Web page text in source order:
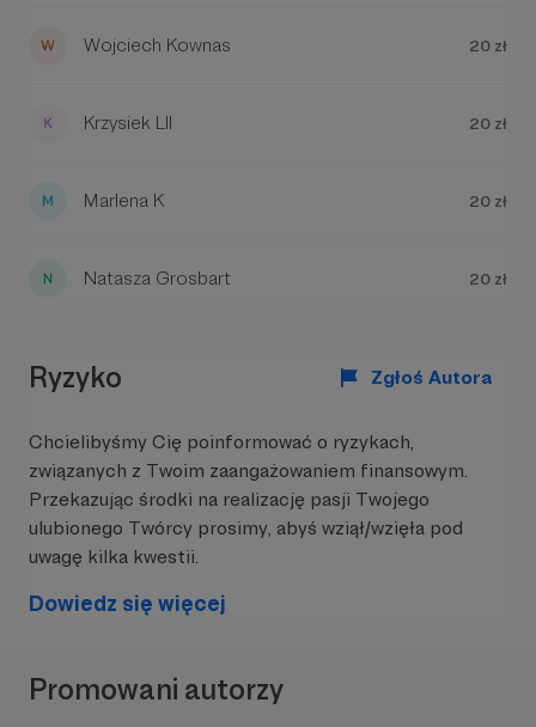
Wojciech Kownas 20 zł
Krzysiek Lll 20 zł
Marlena K 20 zł
Natasza Grosbart 20 zł
Ryzyko Zgłoś Autora
Chcielibyśmy Cię poinformować o ryzykach,
związanych z Twoim zaangażowaniem finansowym.
Przekazując środki na realizację pasji Twojego
ulubionego Twórcy prosimy, abyś wziął/wzięła pod
uwagę kilka kwestii.
Dowiedz się więcej
Promowani autorzy